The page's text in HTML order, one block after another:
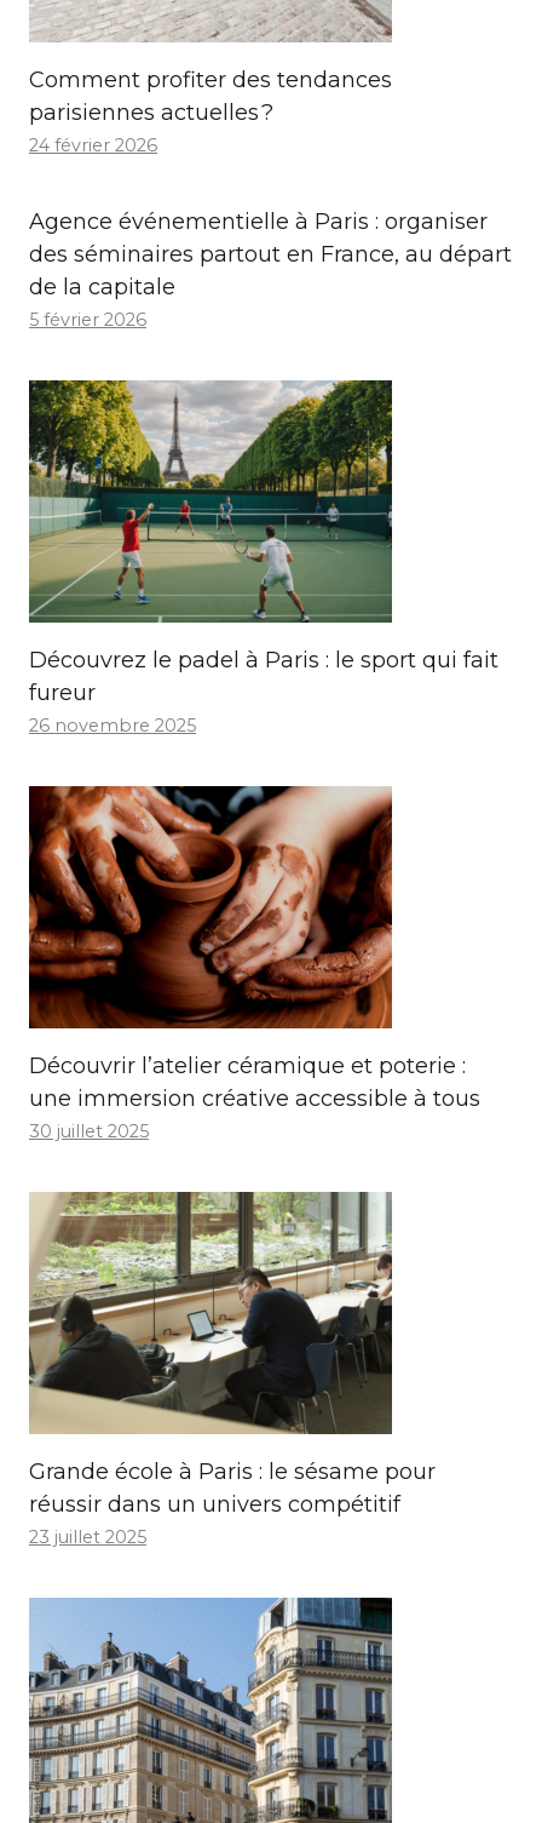
Comment profiter des tendances
parisiennes actuelles ?
24 février 2026
Agence événementielle à Paris : organiser
des séminaires partout en France, au départ
de la capitale
5 février 2026
Découvrez le padel à Paris : le sport qui fait
fureur
26 novembre 2025
Découvrir l’atelier céramique et poterie :
une immersion créative accessible à tous
30 juillet 2025
Grande école à Paris : le sésame pour
réussir dans un univers compétitif
23 juillet 2025